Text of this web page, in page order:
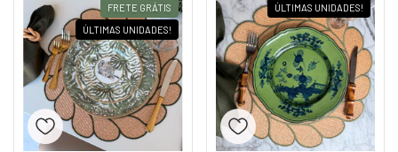
FRETE GRÁTIS
ÚLTIMAS UNIDADES!
ÚLTIMAS UNIDADES!